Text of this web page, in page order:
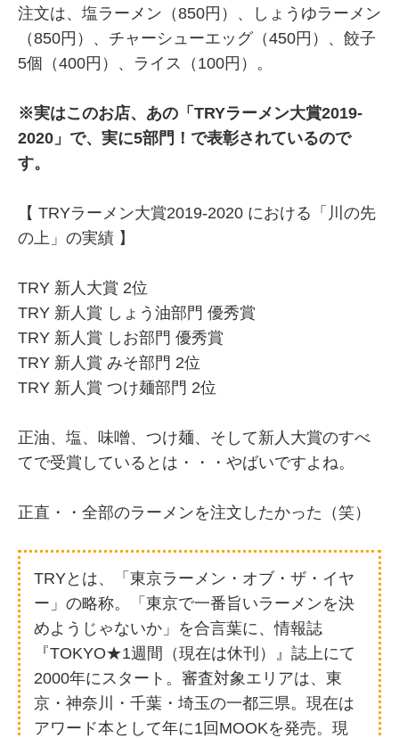
注文は、塩ラーメン（850円）、しょうゆラーメン
（850円）、チャーシューエッグ（450円）、餃子
5個（400円）、ライス（100円）。
※実はこのお店、あの「TRYラーメン大賞2019-
2020」で、実に5部門！で表彰されているので
す。
【 TRYラーメン大賞2019-2020 における「川の先
の上」の実績 】
TRY 新人大賞 2位
TRY 新人賞 しょう油部門 優秀賞
TRY 新人賞 しお部門 優秀賞
TRY 新人賞 みそ部門 2位
TRY 新人賞 つけ麺部門 2位
正油、塩、味噌、つけ麺、そして新人大賞のすべ
てで受賞しているとは・・・やばいですよね。
正直・・全部のラーメンを注文したかった（笑）
TRYとは、「東京ラーメン・オブ・ザ・イヤ
ー」の略称。「東京で一番旨いラーメンを決
めようじゃないか」を合言葉に、情報誌
『TOKYO★1週間（現在は休刊）』誌上にて
2000年にスタート。審査対象エリアは、東
京・神奈川・千葉・埼玉の一都三県。現在は
アワード本として年に1回MOOKを発売。現